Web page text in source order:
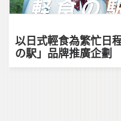
Search
for:
以日式輕食為繁忙日
の駅」品牌推廣企劃